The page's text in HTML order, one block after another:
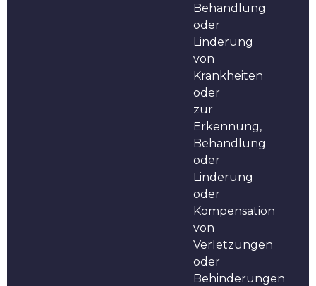
Behandlung
oder
Linderung
von
Krankheiten
oder
zur
Erkennung,
Behandlung
oder
Linderung
oder
Kompensation
von
Verletzungen
oder
Behinderungen